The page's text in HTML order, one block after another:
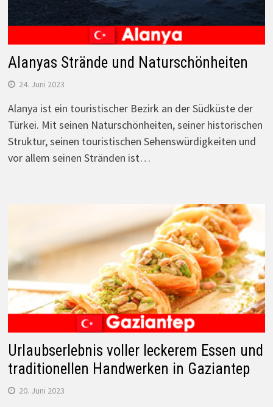
Alanyas Strände und Naturschönheiten
24. Juni 2023
Alanya ist ein touristischer Bezirk an der Südküste der
Türkei. Mit seinen Naturschönheiten, seiner historischen
Struktur, seinen touristischen Sehenswürdigkeiten und
vor allem seinen Stränden ist…
Urlaubserlebnis voller leckerem Essen und
traditionellen Handwerken in Gaziantep
20. Juni 2023